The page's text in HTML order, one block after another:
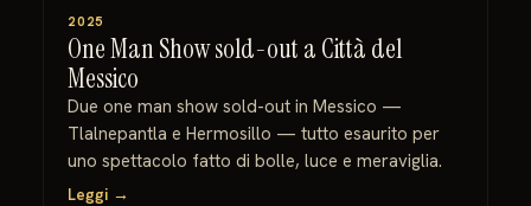
2025
One Man Show sold-out a Città del
Messico
Due one man show sold-out in Messico —
Tlalnepantla e Hermosillo — tutto esaurito per
uno spettacolo fatto di bolle, luce e meraviglia.
Leggi →